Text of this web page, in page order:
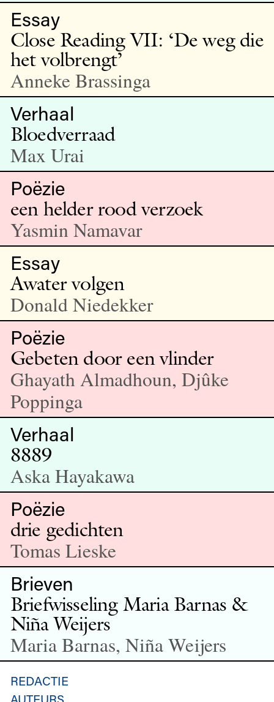
Essay
Close Reading VII: ‘De weg die
het volbrengt’
Anneke Brassinga
Verhaal
Bloedverraad
Max Urai
Poëzie
een helder rood verzoek
Yasmin Namavar
Essay
Awater volgen
Donald Niedekker
Poëzie
Gebeten door een vlinder
Ghayath Almadhoun, Djûke
Poppinga
Verhaal
8889
Aska Hayakawa
Poëzie
drie gedichten
Tomas Lieske
Brieven
Briefwisseling Maria Barnas &
Niña Weijers
Maria Barnas, Niña Weijers
REDACTIE
AUTEURS